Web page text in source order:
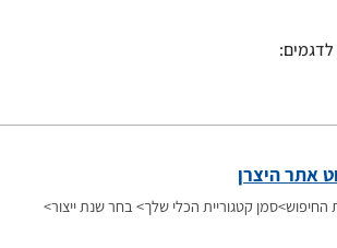
אתר היצרן
קטגוריית הכלי שלך> בחר שנת ייצור>